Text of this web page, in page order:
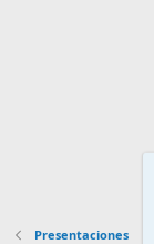
Presentaciones